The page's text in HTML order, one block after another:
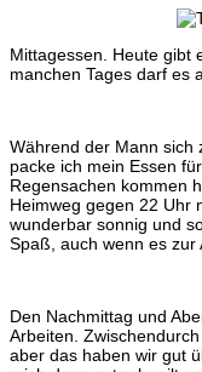
Mittagessen. Heute gibt
manchen Tages darf es
Während der Mann sich
packe ich mein Essen
Regensachen kommen
Heimweg gegen 22 Uhr
wunderbar sonnig und
Spaß, auch wenn es zur
Den Nachmittag und
Arbeiten.
aber das haben wir gut